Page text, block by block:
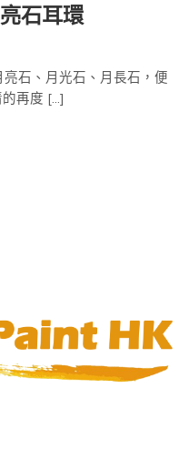
石耳環
石、月光石、月長石，便
再度 […]